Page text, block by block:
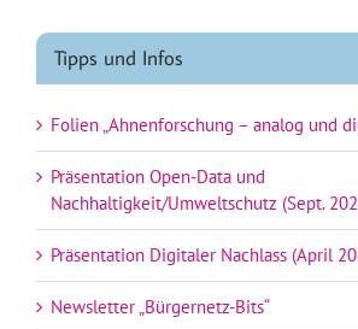
Tipps und Infos
Folien „Ahnenforschung – analog und
Präsentation Open-Data und
Nachhaltigkeit/Umweltschutz (Sept.
Präsentation Digitaler Nachlass (April
Newsletter „Bürgernetz-Bits“